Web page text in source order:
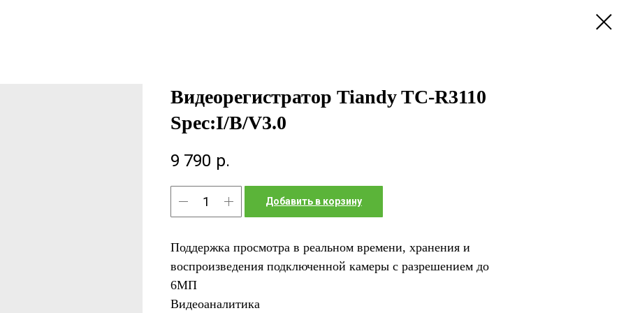
Видеорегистратор Tiandy TC-R3110
Spec:I/B/V3.0
9 790 р.
Добавить в корзину
Поддержка просмотра в реальном времени, хранения и
воспроизведения подключенной камеры с разрешением до
6МП
Видеоаналитика